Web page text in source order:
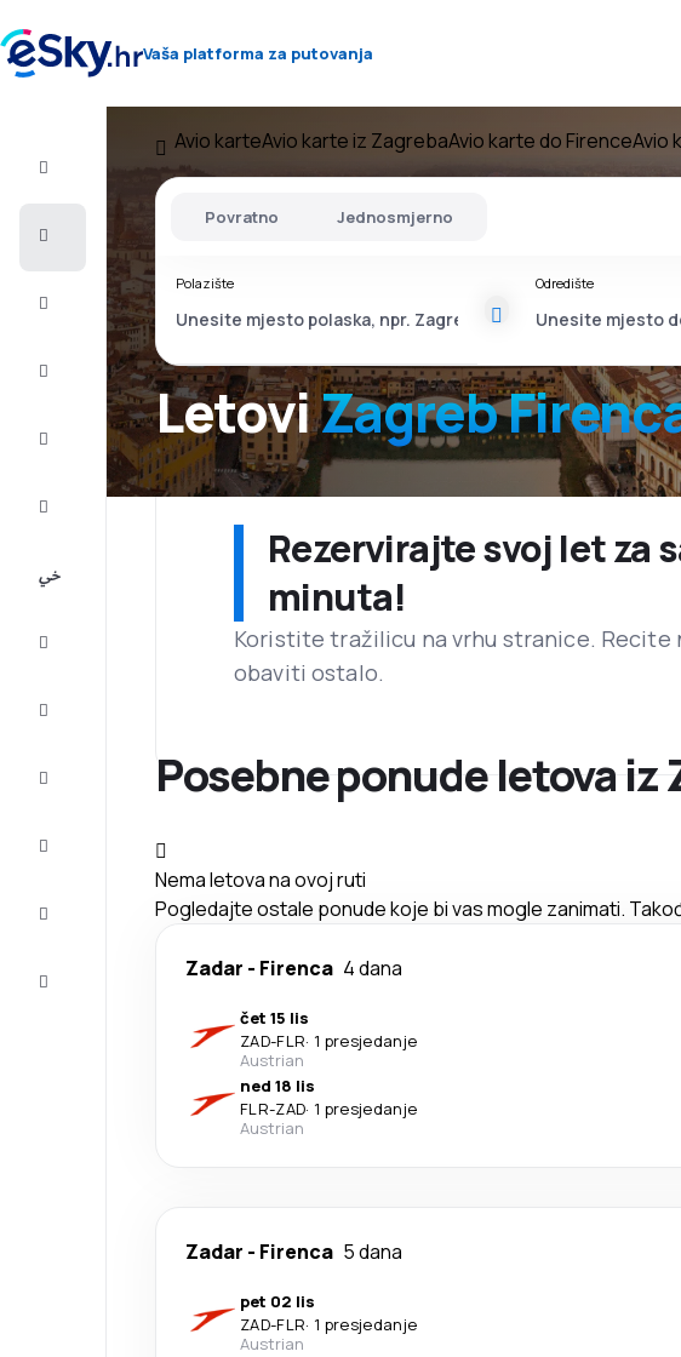
Vaša platforma za putovanja
Ljetovanje
2026/27
Avio karteAvio karte iz ZagrebaAvio karte do FirenceAvio
LetoviZagreb
Povratno Jednosmjerno
Polazište Odredište
Rezervirajte svoj let za
minuta!
Koristite tražilicu na vrhu stranice. Recite
obaviti ostalo.
Posebne ponude letova iz
Nema letova na ovoj ruti
Pogledajte ostale ponude koje bi vas mogle zanimati.
Zadar - Firenca 4 dana
čet 15 lis
ZAD-FLR· 1 presjedanje
Austrian
ned 18 lis
FLR-ZAD· 1 presjedanje
Austrian
Zadar - Firenca 5 dana
pet 02 lis
ZAD-FLR· 1 presjedanje
Austrian